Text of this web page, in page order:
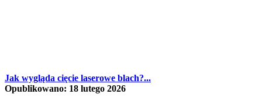
Jak wygląda cięcie laserowe blach?...
Opublikowano: 18 lutego 2026